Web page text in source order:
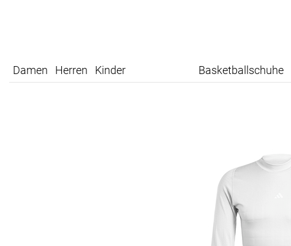
Damen Herren Kinder Basketballschuhe